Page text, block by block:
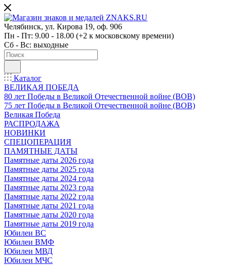
Челябинск, ул. Кирова 19, оф. 906
Пн - Пт: 9.00 - 18.00 (+2 к московскому времени)
Сб - Вс: выходные
Каталог
ВЕЛИКАЯ ПОБЕДА
80 лет Победы в Великой Отечественной войне (ВОВ)
75 лет Победы в Великой Отечественной войне (ВОВ)
Великая Победа
РАСПРОДАЖА
НОВИНКИ
СПЕЦОПЕРАЦИЯ
ПАМЯТНЫЕ ДАТЫ
Памятные даты 2026 года
Памятные даты 2025 года
Памятные даты 2024 года
Памятные даты 2023 года
Памятные даты 2022 года
Памятные даты 2021 года
Памятные даты 2020 года
Памятные даты 2019 года
Юбилеи ВС
Юбилеи ВМФ
Юбилеи МВД
Юбилеи МЧС